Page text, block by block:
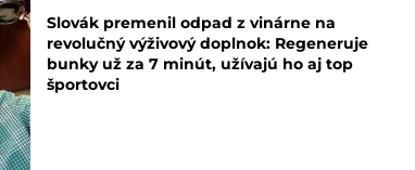
Slovák premenil odpad z vinárne na
revolučný výživový doplnok: Regeneruje
bunky už za 7 minút, užívajú ho aj top
športovci